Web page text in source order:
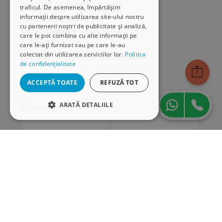
traficul. De asemenea, împărtășim
informații despre utilizarea site-ului nostru
cu partenerii noștri de publicitate și analiză,
care le pot combina cu alte informații pe
care le-ați furnizat sau pe care le-au
colectat din utilizarea serviciilor lor. Politica
de confidențialitate
ACCEPTĂ TOATE REFUZĂ TOT
ARATĂ DETALIILE
Serviciu clienți
Comunitatea Hamangiu
Cum comand online
Modalități de plată
Livrarea produselor
SEAP/SICAP
Hartă site
Cariere
Abonare newsletter